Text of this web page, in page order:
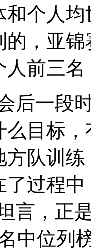
和个人
的，亚
人前三
一段时
目标
方队训
了过程
言，正
中位列